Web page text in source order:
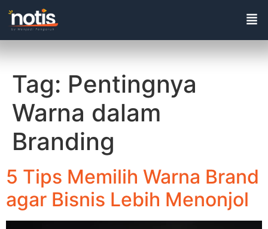
Tag: Pentingnya
Warna dalam
Branding
5 Tips Memilih Warna Brand
agar Bisnis Lebih Menonjol